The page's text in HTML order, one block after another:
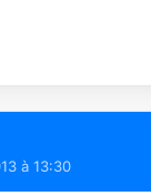
à 13:30